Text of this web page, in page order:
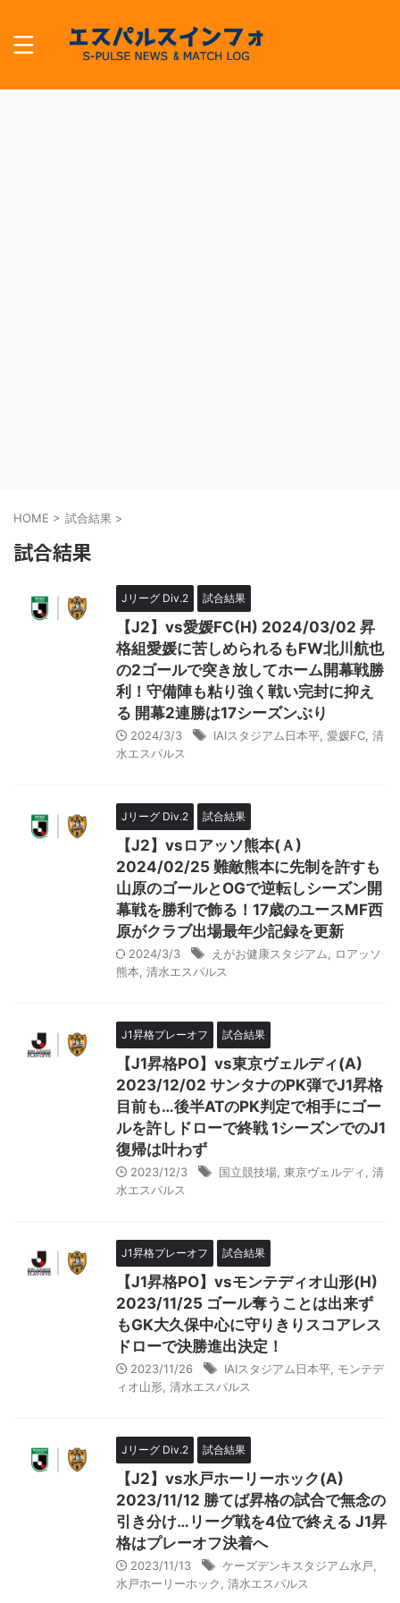
HOME > 試合結果 >
試合結果
Jリーグ Div.2 試合結果
【J2】vs愛媛FC(H) 2024/03/02 昇
格組愛媛に苦しめられるもFW北川航也
の2ゴールで突き放してホーム開幕戦勝
利！守備陣も粘り強く戦い完封に抑え
る 開幕2連勝は17シーズンぶり
2024/3/3 IAIスタジアム日本平 愛媛FC 清
水エスパルス
Jリーグ Div.2 試合結果
【J2】vsロアッソ熊本(Ａ)
2024/02/25 難敵熊本に先制を許すも
山原のゴールとOGで逆転しシーズン開
幕戦を勝利で飾る！17歳のユースMF西
原がクラブ出場最年少記録を更新
2024/3/3 えがお健康スタジアム
ロアッソ
熊本 清水エスパルス
J1昇格プレーオフ 試合結果
【J1昇格PO】vs東京ヴェルディ(A)
2023/12/02 サンタナのPK弾でJ1昇格
目前も…後半ATのPK判定で相手にゴー
ルを許しドローで終戦 1シーズンでのJ1
復帰は叶わず
2023/12/3 国立競技場 東京ヴェルディ
清
水エスパルス
J1昇格プレーオフ 試合結果
【J1昇格PO】vsモンテディオ山形(H)
2023/11/25 ゴール奪うことは出来ず
もGK大久保中心に守りきりスコアレス
ドローで決勝進出決定！
2023/11/26 IAIスタジアム日本平 モンテデ
ィオ山形 清水エスパルス
Jリーグ Div.2 試合結果
【J2】vs水戸ホーリーホック(A)
2023/11/12 勝てば昇格の試合で無念の
引き分け…リーグ戦を4位で終える J1昇
格はプレーオフ決着へ
2023/11/13 ケーズデンキスタジアム水戸
水戸ホーリーホック
清水エスパルス